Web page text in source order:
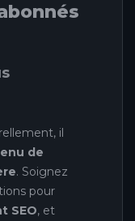
il
de
. Soignez
pour
SEO, et